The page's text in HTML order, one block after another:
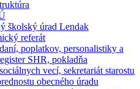
školský úrad Lendak
referát
poplatkov, personalistiky a
SHR, pokladňa
vecí, sekretariát starostu
obecného úradu